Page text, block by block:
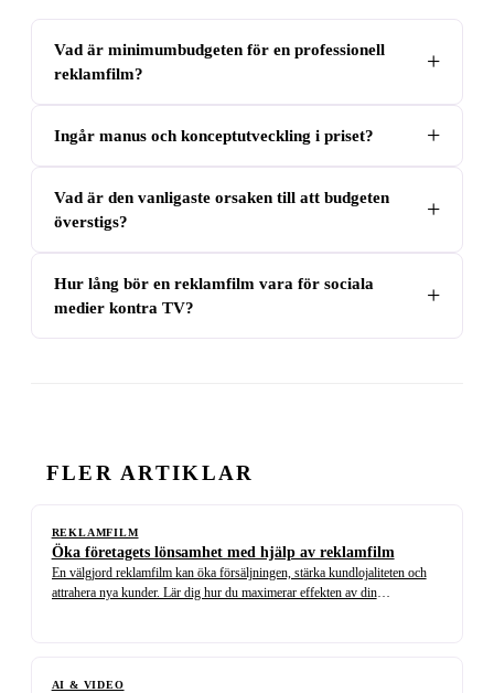
Vad är minimumbudgeten för en professionell
reklamfilm?
Ingår manus och konceptutveckling i priset?
Vad är den vanligaste orsaken till att budgeten
överstigs?
Hur lång bör en reklamfilm vara för sociala
medier kontra TV?
FLER ARTIKLAR
REKLAMFILM
Öka företagets lönsamhet med hjälp av reklamfilm
En välgjord reklamfilm kan öka försäljningen, stärka kundlojaliteten och
attrahera nya kunder. Lär dig hur du maximerar effekten av din
AI & VIDEO